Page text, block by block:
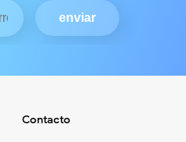
Contacto